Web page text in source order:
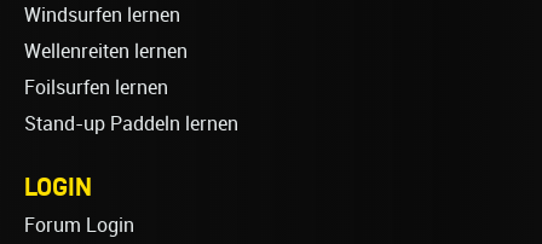
Windsurfen lernen
Wellenreiten lernen
Foilsurfen lernen
Stand-up Paddeln lernen
LOGIN
Forum Login